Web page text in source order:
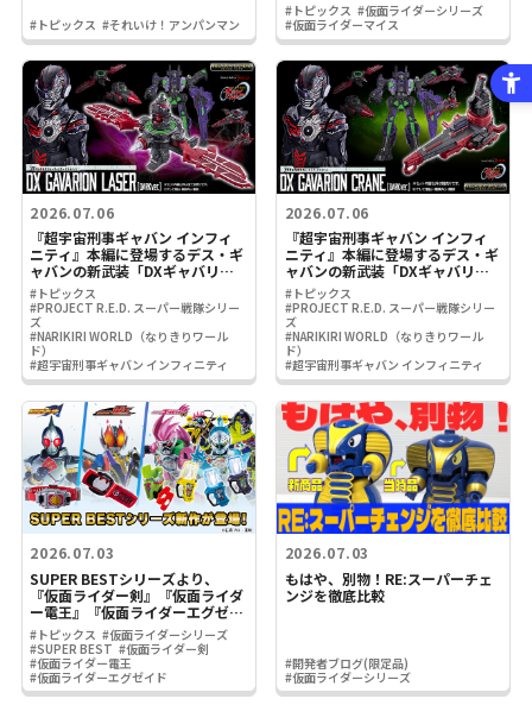
#トピックス #それいけ！アンパンマン
#トピックス #仮面ライダーシリーズ
#仮面ライダーマイス
2026.07.06
『超宇宙刑事ギャバン インフィ
ニティ』本編に登場するデス・ギ
ャバンの新武装「DXギャバリオ
ンレーザー(ダークver.)」がプレ
ミアムバンダイに登場！
#トピックス
#PROJECT R.E.D. スーパー戦隊シリー
ズ
#NARIKIRI WORLD（なりきりワール
ド）
#超宇宙刑事ギャバン インフィニティ
2026.07.06
『超宇宙刑事ギャバン インフィ
ニティ』本編に登場するデス・ギ
ャバンの新武装「DXギャバリオ
ンクレーン(ダークver.)」がプレ
ミアムバンダイに登場！
#トピックス
#PROJECT R.E.D. スーパー戦隊シリー
ズ
#NARIKIRI WORLD（なりきりワール
ド）
#超宇宙刑事ギャバン インフィニティ
2026.07.03
SUPER BESTシリーズより、
『仮面ライダー剣』『仮面ライダ
ー電王』『仮面ライダーエグゼイ
ド』関連アイテムが登場！
#トピックス #仮面ライダーシリーズ
#SUPER BEST #仮面ライダー剣
#仮面ライダー電王
#仮面ライダーエグゼイド
2026.07.03
もはや、別物！RE:スーパーチェ
ンジを徹底比較
#開発者ブログ(限定品)
#仮面ライダーシリーズ